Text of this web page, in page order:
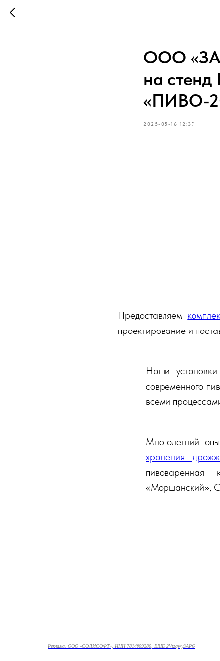
ООО
на
«ПИВО-
2025-05-16 12:37
Предоставляем
проектирование и
Наши
современного
всеми
Многолетний
хранения
пивоваренная
«Моршанский»,
Реклама. ООО «СОЛИСОФТ», ИНН 7814809280, ERID 2Vtzqwy3APG